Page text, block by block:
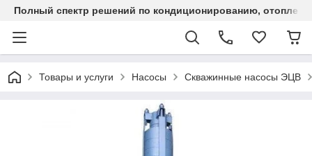
Полный спектр решений по кондиционированию,
Товары и услуги Насосы Скважинные насосы ЭЦВ